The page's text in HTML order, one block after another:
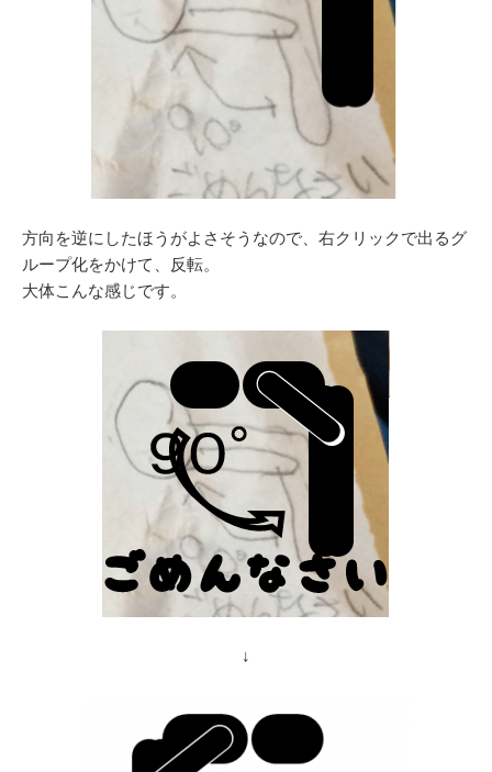
方向を逆にしたほうがよさそうなので、右クリックで出るグ
ループ化をかけて、反転。
大体こんな感じです。
↓